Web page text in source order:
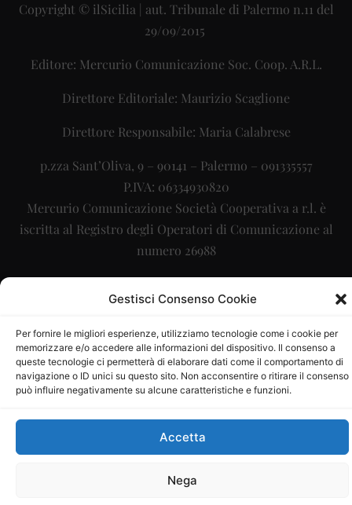
Gestisci Consenso Cookie
Per fornire le migliori esperienze, utilizziamo tecnologie come i cookie per
memorizzare e/o accedere alle informazioni del dispositivo. Il consenso a
queste tecnologie ci permetterà di elaborare dati come il comportamento di
navigazione o ID unici su questo sito. Non acconsentire o ritirare il consenso
può influire negativamente su alcune caratteristiche e funzioni.
Accetta
Nega
Copyright © ilSicilia | aut. Tribunale di Palermo n.11 del
29/09/2015
Editore: Mercurio Comunicazione Soc. Coop. A.R.L.
Direttore Editoriale: Maurizio Scaglione
Direttore Responsabile: Maria Calabrese
p.zza Sant’Oliva, 9 – 90141 – Palermo – 091335557
P.IVA: 06334930820
Mercurio Comunicazione Società Cooperativa a r.l. è
iscritta al Registro degli Operatori di Comunicazione al
numero 26988